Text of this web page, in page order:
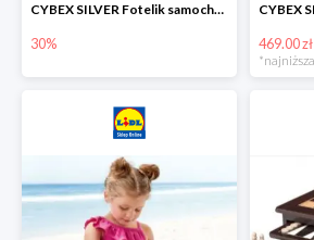
CYBEX SILVER Fotelik samochodowy -30%
30% 469.00 zł